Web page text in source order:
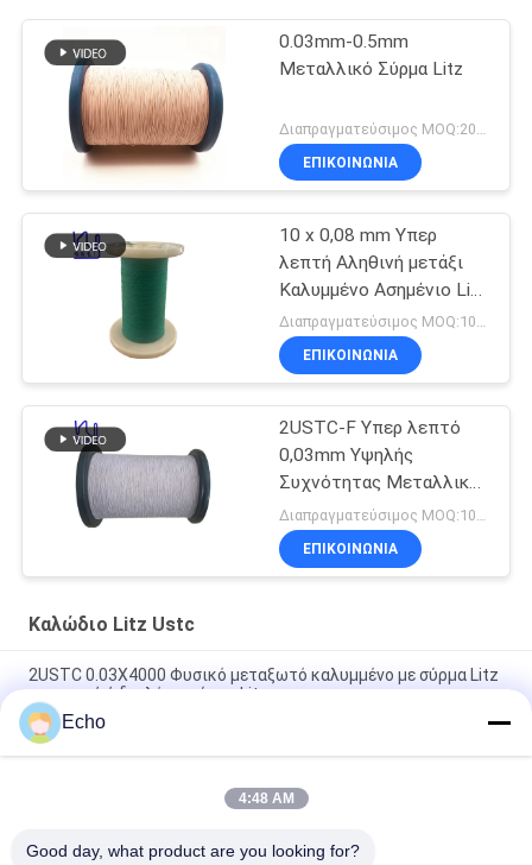
0.03mm-0.5mm
Μεταλλικό Σύρμα Litz
ΕΠΙΚΟΙΝΩΝΙΑ
10 x 0,08 mm Υπερ
λεπτή Αληθινή μετάξι
Καλυμμένο Ασημένιο Litz
Wire
Διαπραγματεύσιμος MOQ:10 κιλά
ΕΠΙΚΟΙΝΩΝΙΑ
2USTC-F Υπερ λεπτό
0,03mm Υψηλής
Συχνότητας Μεταλλικό
Σύρμα Litz
Διαπραγματεύσιμος MOQ:10 κιλά
ΕΠΙΚΟΙΝΩΝΙΑ
Καλώδιο Litz Ustc
2USTC 0.03X4000 Φυσικό μεταξωτό καλυμμένο με σύρμα Litz
μονομερή ή διπλό με σύρμα Litz
2USTC-F 0,06mmx600 Νάιλον Λιτς για ασύρματα φορτιστή/
μετασχηματιστή
0,1mm X 150 Strands Solid Copper Silk Covered Litz 1100V για
Echo
4:48 AM
Good day, what product are you looking for?